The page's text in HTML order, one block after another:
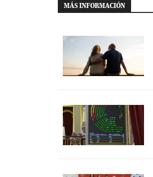
MÁS INFORMACIÓN